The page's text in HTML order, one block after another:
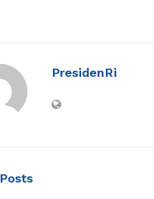
PresidenRi
Posts